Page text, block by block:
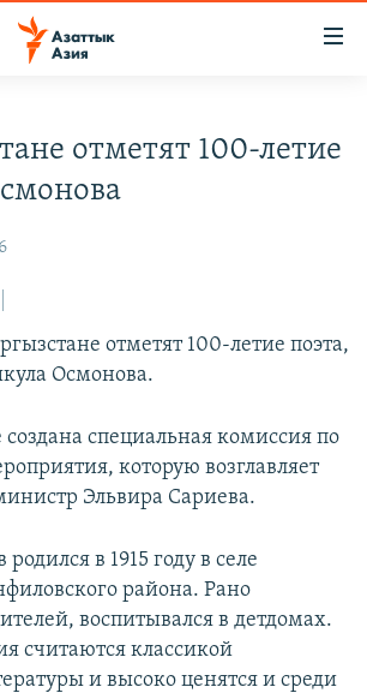
РС
отметят 100-летие
отметят 100-летие поэта,
Осмонова.
создана специальная комиссия по
которую возглавляет
Эльвира Сариева.
в 1915 году в селе
района. Рано
воспитывался в детдомах.
считаются классикой
и высоко ценятся и среди